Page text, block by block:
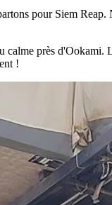
pour Siem
calme près d'Ookami.
!